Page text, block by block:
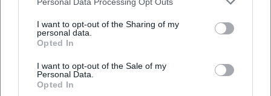
I want to opt-out of the Sharing of my
personal data.
Opted In
I want to opt-out of the Sale of my
Personal Data.
Opted In
Open in Google Maps